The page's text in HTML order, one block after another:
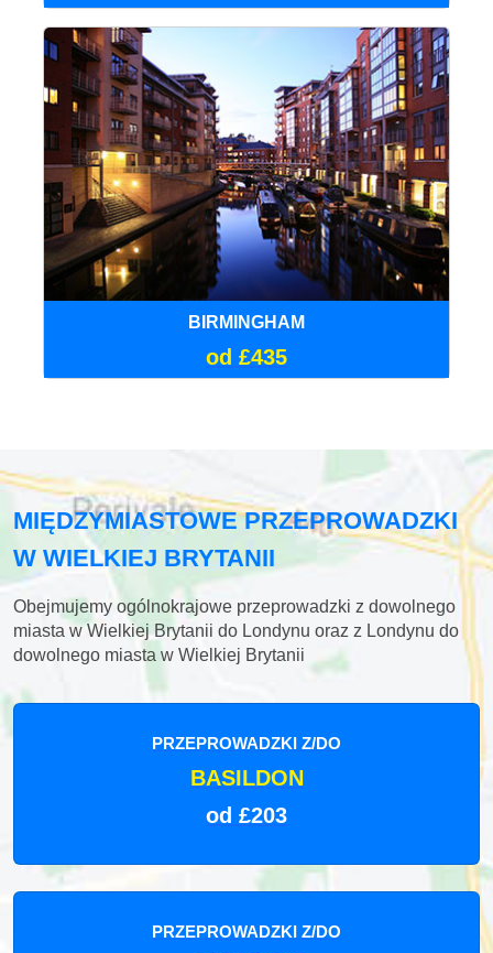
BIRMINGHAM
od £435
MIĘDZYMIASTOWE PRZEPROWADZKI
W WIELKIEJ BRYTANII
Obejmujemy ogólnokrajowe przeprowadzki z dowolnego
miasta w Wielkiej Brytanii do Londynu oraz z Londynu do
dowolnego miasta w Wielkiej Brytanii
PRZEPROWADZKI Z/DO
BASILDON
od £203
PRZEPROWADZKI Z/DO